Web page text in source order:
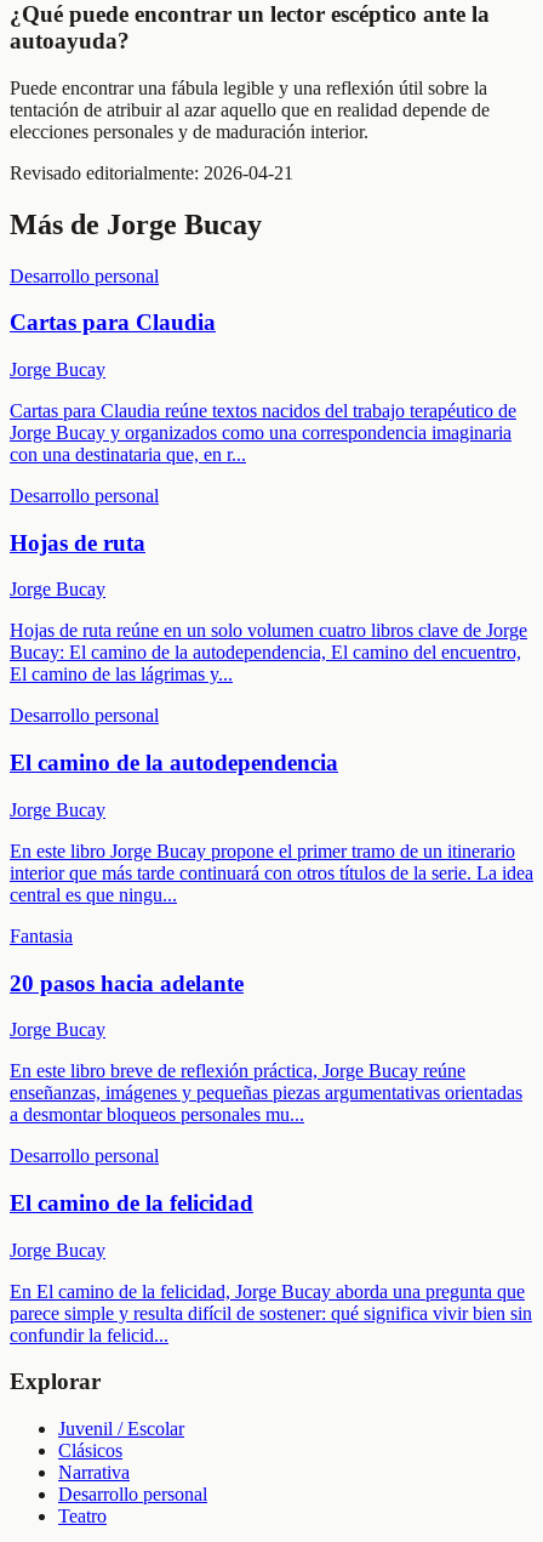
¿Qué puede encontrar un lector escéptico ante la
autoayuda?
Puede encontrar una fábula legible y una reflexión útil sobre la
tentación de atribuir al azar aquello que en realidad depende de
elecciones personales y de maduración interior.
Revisado editorialmente: 2026-04-21
Más de Jorge Bucay
Desarrollo personal
Cartas para Claudia
Jorge Bucay
Cartas para Claudia reúne textos nacidos del trabajo terapéutico de
Jorge Bucay y organizados como una correspondencia imaginaria
con una destinataria que, en r...
Desarrollo personal
Hojas de ruta
Jorge Bucay
Hojas de ruta reúne en un solo volumen cuatro libros clave de Jorge
Bucay: El camino de la autodependencia, El camino del encuentro,
El camino de las lágrimas y...
Desarrollo personal
El camino de la autodependencia
Jorge Bucay
En este libro Jorge Bucay propone el primer tramo de un itinerario
interior que más tarde continuará con otros títulos de la serie. La idea
central es que ningu...
Fantasia
20 pasos hacia adelante
Jorge Bucay
En este libro breve de reflexión práctica, Jorge Bucay reúne
enseñanzas, imágenes y pequeñas piezas argumentativas orientadas
a desmontar bloqueos personales mu...
Desarrollo personal
El camino de la felicidad
Jorge Bucay
En El camino de la felicidad, Jorge Bucay aborda una pregunta que
parece simple y resulta difícil de sostener: qué significa vivir bien sin
confundir la felicid...
Explorar
Juvenil / Escolar
Clásicos
Narrativa
Desarrollo personal
Teatro